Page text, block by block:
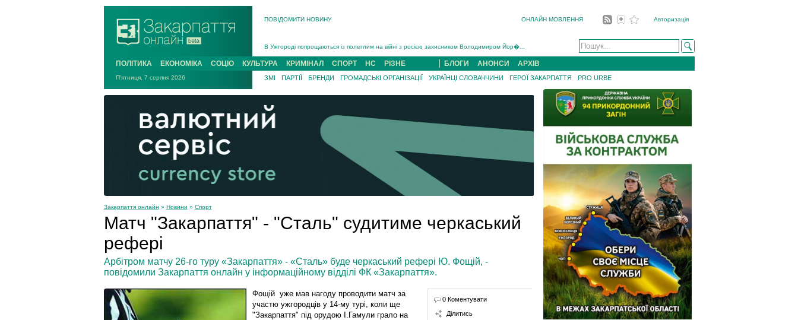
ПОВІДОМИТИ НОВИНУ ОНЛАЙН МОВЛЕННЯ Авторизація
В Ужгороді попрощаються із полеглим на війні з росією захисником Володимиром Йор�...
В Ужгороді 5 серпня попрощаються із захисником Богданом Югасом, який два роки �...
Підтвердили загибель захисника із Нанкова на Хустщині Юліана Гербея (ФОТО)[/gree...
На війні з рф поліг військовий з Виноградова Ігнат Роздяловський (ФОТО)...
На Хустщині внаслідок ДТП за участі трьох авто постраждали 13 людей (ФОТО)...
Інструктора районного ТЦК на Закарпатті судитимуть за обвинувачен...
ПОЛІТИКА ЕКОНОМІКА СОЦІО КУЛЬТУРА КРИМІНАЛ СПОРТ НС РІЗНЕ БЛОГИ АНОНСИ АРХІВ
П'ятниця, 7 серпня 2026 ЗМІ ПАРТІЇ БРЕНДИ ГРОМАДСЬКІ ОРГАНІЗАЦІЇ УКРАЇНЦІ СЛОВАЧЧИНИ ГЕРОЇ ЗАКАРПАТТЯ PRO URBE
Закарпаття онлайн » Новини » Спорт
Матч "Закарпаття" - "Сталь" судитиме черкаський
рефері
Арбітром матчу 26-го туру «Закарпаття» - «Сталь» буде черкаський рефері Ю. Фощій, -
повідомили Закарпаття онлайн у інформаційному відділі ФК «Закарпаття».
Фощій уже мав нагоду проводити матч за
участю ужгородців у 14-му турі, коли ще
"Закарпаття" під орудою І.Гамули грало на
0 Коментувати
Ділитись